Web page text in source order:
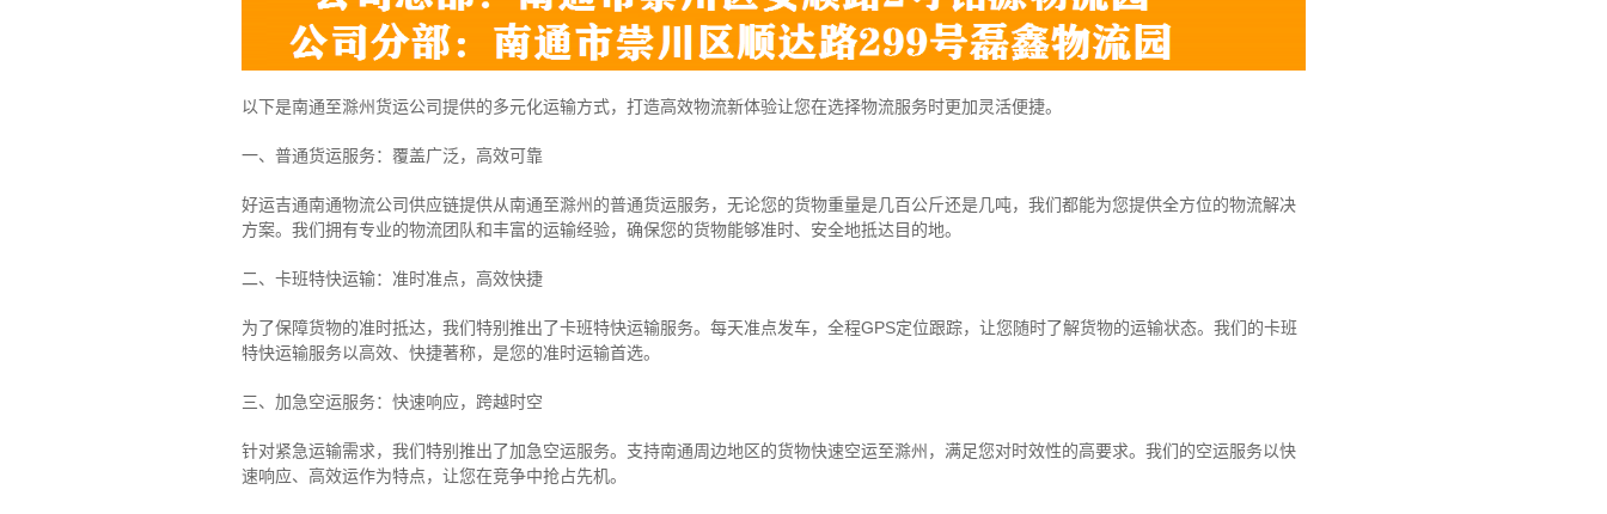
以下是南通至滁州货运公司提供的多元化运输方式，打造高效物流新体验让您在选择物流服务时更加灵活便捷。
一、普通货运服务：覆盖广泛，高效可靠
好运吉通南通物流公司供应链提供从南通至滁州的普通货运服务，无论您的货物重量是几百公斤还是几吨，我们都能为您提供全方位的物流解决
方案。我们拥有专业的物流团队和丰富的运输经验，确保您的货物能够准时、安全地抵达目的地。
二、卡班特快运输：准时准点，高效快捷
为了保障货物的准时抵达，我们特别推出了卡班特快运输服务。每天准点发车，全程GPS定位跟踪，让您随时了解货物的运输状态。我们的卡班
特快运输服务以高效、快捷著称，是您的准时运输首选。
三、加急空运服务：快速响应，跨越时空
针对紧急运输需求，我们特别推出了加急空运服务。支持南通周边地区的货物快速空运至滁州，满足您对时效性的高要求。我们的空运服务以快
速响应、高效运作为特点，让您在竞争中抢占先机。